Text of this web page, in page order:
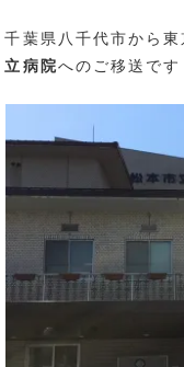
千葉県八千代市から
立病院へのご移送です